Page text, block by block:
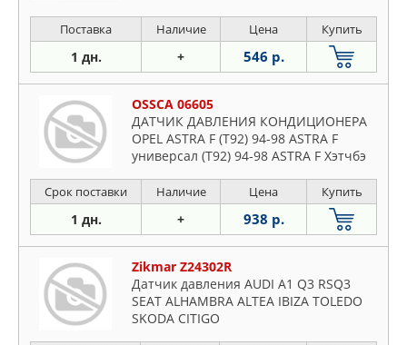
Поставка Наличие Цена Купить
1 дн. + 546 р.
OSSCA 06605
ДАТЧИК ДАВЛЕНИЯ КОНДИЦИОНЕРА
OPEL ASTRA F (T92) 94-98 ASTRA F
универсал (T92) 94-98 ASTRA F Хэтчбэ
Срок поставки Наличие Цена Купить
1 дн. + 938 р.
Zikmar Z24302R
Датчик давления AUDI A1 Q3 RSQ3
SEAT ALHAMBRA ALTEA IBIZA TOLEDO
SKODA CITIGO